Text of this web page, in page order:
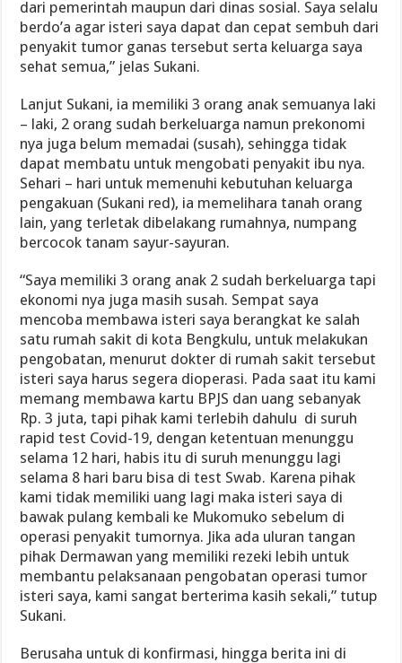
dari pemerintah maupun dari dinas sosial. Saya selalu
berdo’a agar isteri saya dapat dan cepat sembuh dari
penyakit tumor ganas tersebut serta keluarga saya
sehat semua,” jelas Sukani.
Lanjut Sukani, ia memiliki 3 orang anak semuanya laki
– laki, 2 orang sudah berkeluarga namun prekonomi
nya juga belum memadai (susah), sehingga tidak
dapat membatu untuk mengobati penyakit ibu nya.
Sehari – hari untuk memenuhi kebutuhan keluarga
pengakuan (Sukani red), ia memelihara tanah orang
lain, yang terletak dibelakang rumahnya, numpang
bercocok tanam sayur-sayuran.
“Saya memiliki 3 orang anak 2 sudah berkeluarga tapi
ekonomi nya juga masih susah. Sempat saya
mencoba membawa isteri saya berangkat ke salah
satu rumah sakit di kota Bengkulu, untuk melakukan
pengobatan, menurut dokter di rumah sakit tersebut
isteri saya harus segera dioperasi. Pada saat itu kami
memang membawa kartu BPJS dan uang sebanyak
Rp. 3 juta, tapi pihak kami terlebih dahulu di suruh
rapid test Covid-19, dengan ketentuan menunggu
selama 12 hari, habis itu di suruh menunggu lagi
selama 8 hari baru bisa di test Swab. Karena pihak
kami tidak memiliki uang lagi maka isteri saya di
bawak pulang kembali ke Mukomuko sebelum di
operasi penyakit tumornya. Jika ada uluran tangan
pihak Dermawan yang memiliki rezeki lebih untuk
membantu pelaksanaan pengobatan operasi tumor
isteri saya, kami sangat berterima kasih sekali,” tutup
Sukani.
Berusaha untuk di konfirmasi, hingga berita ini di